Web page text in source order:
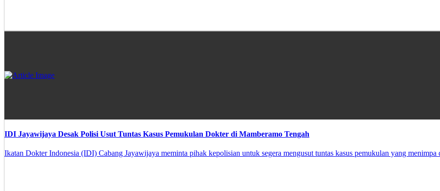
IDI Jayawijaya Desak Polisi Usut Tuntas Kasus Pemukulan Dokter di Mamberamo Tengah
Ikatan Dokter Indonesia (IDI) Cabang Jayawijaya meminta pihak kepolisian untuk segera mengusut tuntas kasus pemukulan yang menimpa